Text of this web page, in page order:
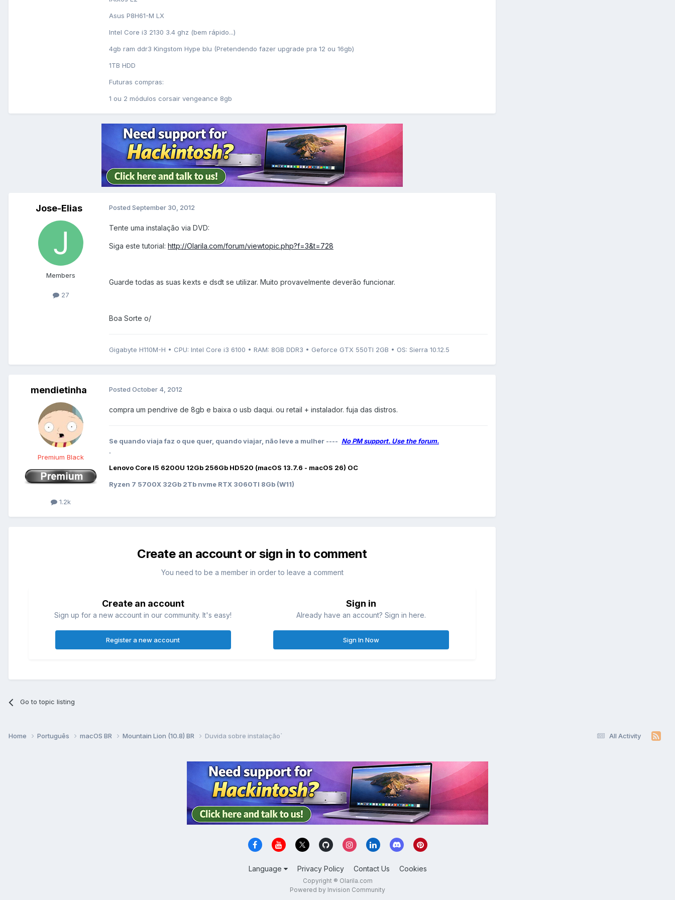
Asus P8H61-M LX
Intel Core i3 2130 3.4 ghz (bem rápido...)
4gb ram ddr3 Kingstom Hype blu (Pretendendo fazer upgrade pra 12 ou 16gb)
1TB HDD
Futuras compras:
1 ou 2 módulos corsair vengeance 8gb
Jose-Elias
Members
27
Posted September 30, 2012
Tente uma instalação via DVD:
Siga este tutorial: http://Olarila.com/forum/viewtopic.php?f=3&t=728
Guarde todas as suas kexts e dsdt se utilizar. Muito provavelmente deverão funcionar.
Boa Sorte o/
Gigabyte H110M-H • CPU: Intel Core i3 6100 • RAM: 8GB DDR3 • Geforce GTX 550TI 2GB • OS: Sierra 10.12.5
mendietinha
Premium Black
1.2k
Posted October 4, 2012
compra um pendrive de 8gb e baixa o usb daqui. ou retail + instalador. fuja das distros.
Se quando viaja faz o que quer, quando viajar, não leve a mulher ---- No PM support. Use the forum.
.
Lenovo Core I5 6200U 12Gb 256Gb HD520 (macOS 13.7.6 - macOS 26) OC
Ryzen 7 5700X 32Gb 2Tb nvme RTX 3060TI 8Gb (W11)
Create an account or sign in to comment
You need to be a member in order to leave a comment
Create an account
Sign up for a new account in our community. It's easy!
Register a new account
Sign in
Already have an account? Sign in here.
Sign In Now
Go to topic listing
All Activity
Home Português macOS BR Mountain Lion (10.8) BR Duvida sobre instalação`
Language Privacy Policy Contact Us Cookies
Copyright ® Olarila.com
Powered by Invision Community